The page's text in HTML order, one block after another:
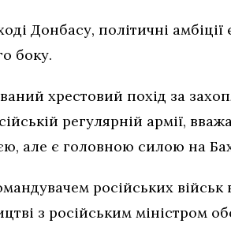
Донбасу, політичні
боку.
хрестовий похід за
регулярній армії,
але є головною силою на
російських військ
з російським міністром